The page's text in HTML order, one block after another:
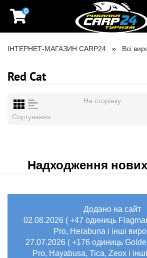
0
ІНТЕРНЕТ-МАГАЗИН CARP24 Всі
Red Cat
На сторінку:
Сортування:
Надходження
Додано на сайт
02.08.2026 ( +47 одиниць
Pro, Herabuna і інші
27.07.2026 ( +176 одиниць
Pro, Hayabusa, Tica, Zeox і